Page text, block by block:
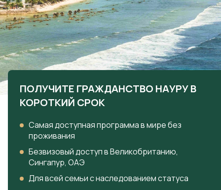
Сент-Китс и Невис
Сент-Люсия
Суринам
Тринидад и Тобаго
Тринидад и Тобаго
Эквадор
Ямайка
Шри-Ланка
Африка
Ангола
Европа
Великобритания
ПОЛУЧИТЕ ГРАЖДАНСТВО НАУРУ В
КОРОТКИЙ СРОК
Самая доступная программа в мире без
проживания
Сингапур, ОАЭ
Для всей семьи с наследованием статуса